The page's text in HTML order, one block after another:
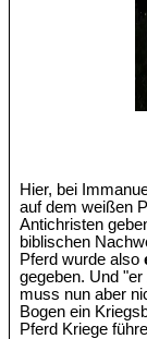
Hier, bei
auf dem weißen
Antichristen
biblischen
Pferd wurde also
gegeben. Und
muss nun aber
Bogen ein
Pferd Kriege